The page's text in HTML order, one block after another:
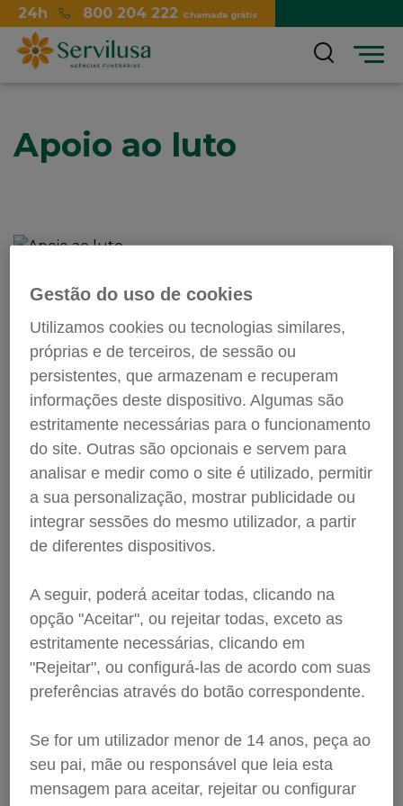
24h 800 204 222 Chamada grátis
Menu
Apoio ao luto
A Servilusa disponibiliza, para as famílias nossas
clientes, oGuia Prático de Apoio ao Luto
novo manual que aborda caminhos possíveis para
ultrapassar os momentos de luto.
No âmbito da política de responsabilidade social, a
Servilusa patrocina um programa de workshops
organizados pela Associação Portuguesa dos
Profissionais do Sector Funerário, disponível em
todo o país, com inscrições gratuitas, embora sujeito
conteúdo programático:
O sentido da vida e o que significa morrer
(perspetiva social, psicológica e cultural)
A vinculação e a perda
O modelo de transição e adaptação à morte
morte
O apoio social e profissional (intervenção na
crise, grupos de apoio, experiência emocional
Gestão do uso de cookies
Utilizamos cookies ou tecnologias similares,
próprias e de terceiros, de sessão ou
persistentes, que armazenam e recuperam
informações deste dispositivo. Algumas são
estritamente necessárias para o funcionamento
do site. Outras são opcionais e servem para
analisar e medir como o site é utilizado, permitir
a sua personalização, mostrar publicidade ou
integrar sessões do mesmo utilizador, a partir
de diferentes dispositivos.
A seguir, poderá aceitar todas, clicando na
opção "Aceitar", ou rejeitar todas, exceto as
estritamente necessárias, clicando em
"Rejeitar", ou configurá-las de acordo com suas
preferências através do botão correspondente.
Se for um utilizador menor de 14 anos, peça ao
seu pai, mãe ou responsável que leia esta
mensagem para aceitar, rejeitar ou configurar